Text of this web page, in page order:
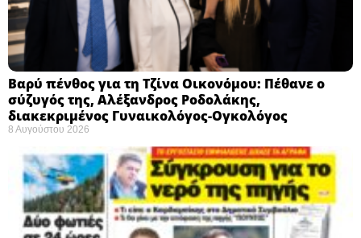
Βαρύ πένθος για τη Τζίνα Οικονόμου: Πέθανε ο
σύζυγός της, Αλέξανδρος Ροδολάκης,
διακεκριμένος Γυναικολόγος-Ογκολόγος
8 Αυγούστου 2026